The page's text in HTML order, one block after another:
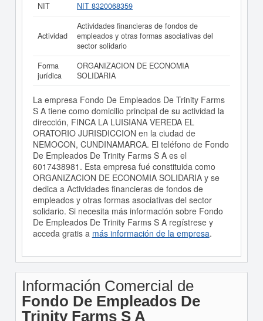
NIT
NIT 8320068359
Actividad
Actividades financieras de fondos de
empleados y otras formas asociativas del
sector solidario
Forma
jurídica
ORGANIZACION DE ECONOMIA
SOLIDARIA
La empresa Fondo De Empleados De Trinity Farms
S A tiene como domicilio principal de su actividad la
dirección, FINCA LA LUISIANA VEREDA EL
ORATORIO JURISDICCION en la ciudad de
NEMOCON, CUNDINAMARCA. El teléfono de Fondo
De Empleados De Trinity Farms S A es el
6017438981. Esta empresa fué constituida como
ORGANIZACION DE ECONOMIA SOLIDARIA y se
dedica a Actividades financieras de fondos de
empleados y otras formas asociativas del sector
solidario. Si necesita más información sobre Fondo
De Empleados De Trinity Farms S A regístrese y
acceda gratis a más información de la empresa.
Información Comercial de
Fondo De Empleados De
Trinity Farms S A